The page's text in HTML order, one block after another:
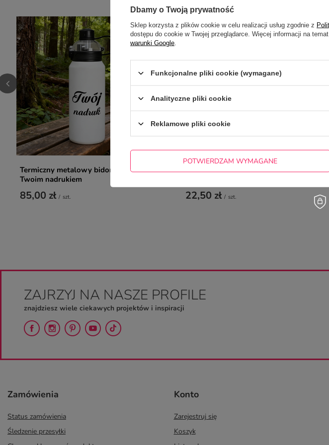
Termiczny metalowy bidon 960 ml z
Twoim nadrukiem
85,00 zł / szt.
Kubek z imieniem dla gracza - Born
22,50 zł / szt.
ZAJRZYJ NA NASZE PROFILE
znajdziesz wiele ciekawych projektów i inspiracji
Zamówienia
Status zamówienia
Śledzenie przesyłki
Konto
Zarejestruj się
Koszyk
Dbamy o Twoją prywatność
Sklep korzysta z plików cookie w celu realizacji usług zgodnie z
dostępu do cookie w Twojej przeglądarce. Więcej informacji na
warunki Google
Funkcjonalne pliki cookie (wymagane)
Analityczne pliki cookie
Reklamowe pliki cookie
POTWIERDZAM WYMAGANE